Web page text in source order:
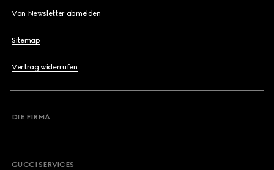
Von Newsletter abmelden
Sitemap
Vertrag widerrufen
DIE FIRMA
GUCCI SERVICES